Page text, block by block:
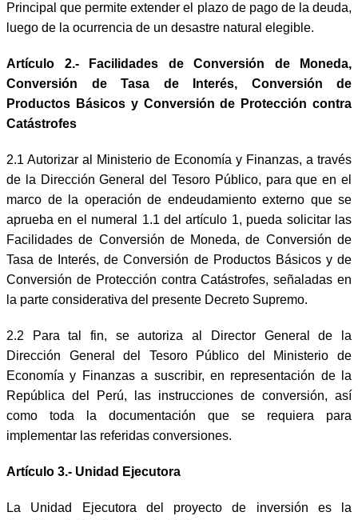
Principal que permite extender el plazo de pago de la deuda,
luego de la ocurrencia de un desastre natural elegible.
Artículo 2.- Facilidades de Conversión de Moneda,
Conversión de Tasa de Interés, Conversión de
Productos Básicos y Conversión de Protección contra
Catástrofes
2.1 Autorizar al Ministerio de Economía y Finanzas, a través
de la Dirección General del Tesoro Público, para que en el
marco de la operación de endeudamiento externo que se
aprueba en el numeral 1.1 del artículo 1, pueda solicitar las
Facilidades de Conversión de Moneda, de Conversión de
Tasa de Interés, de Conversión de Productos Básicos y de
Conversión de Protección contra Catástrofes, señaladas en
la parte considerativa del presente Decreto Supremo.
2.2 Para tal fin, se autoriza al Director General de la
Dirección General del Tesoro Público del Ministerio de
Economía y Finanzas a suscribir, en representación de la
República del Perú, las instrucciones de conversión, así
como toda la documentación que se requiera para
implementar las referidas conversiones.
Artículo 3.- Unidad Ejecutora
La Unidad Ejecutora del proyecto de inversión es la